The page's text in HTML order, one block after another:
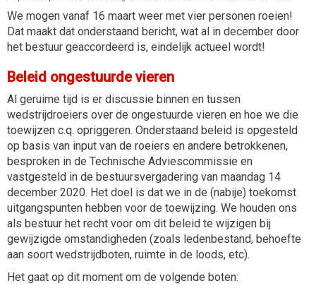
We mogen vanaf 16 maart weer met vier personen roeien!
Dat maakt dat onderstaand bericht, wat al in december door
het bestuur geaccordeerd is, eindelijk actueel wordt!
Beleid ongestuurde vieren
Al geruime tijd is er discussie binnen en tussen
wedstrijdroeiers over de ongestuurde vieren en hoe we die
toewijzen c.q. opriggeren. Onderstaand beleid is opgesteld
op basis van input van de roeiers en andere betrokkenen,
besproken in de Technische Adviescommissie en
vastgesteld in de bestuursvergadering van maandag 14
december 2020. Het doel is dat we in de (nabije) toekomst
uitgangspunten hebben voor de toewijzing. We houden ons
als bestuur het recht voor om dit beleid te wijzigen bij
gewijzigde omstandigheden (zoals ledenbestand, behoefte
aan soort wedstrijdboten, ruimte in de loods, etc).
Het gaat op dit moment om de volgende boten: